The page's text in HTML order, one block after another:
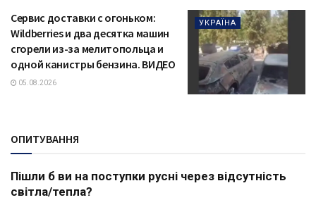
УКРАЇНА
Сервис доставки с огоньком:
Wildberries и два десятка машин
сгорели из-за мелитопольца и
одной канистры бензина. ВИДЕО
05.08.2026
ОПИТУВАННЯ
Пішли б ви на поступки русні через відсутність
світла/тепла?